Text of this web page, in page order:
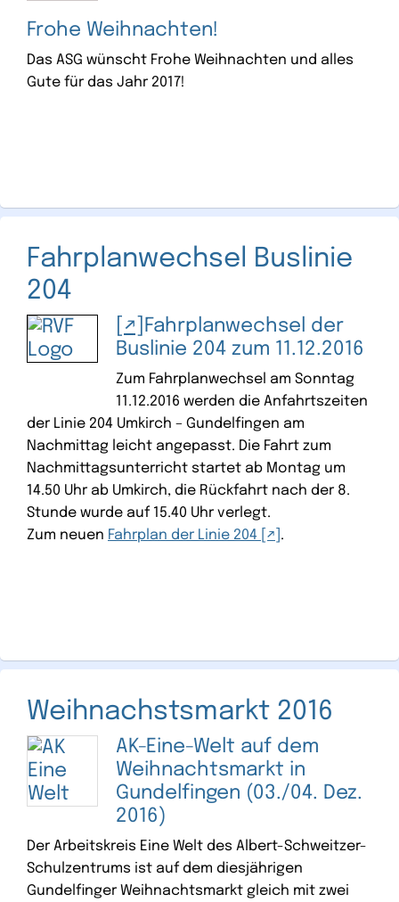
Frohe Weihnachten!
Das ASG wünscht Frohe Weihnachten und alles
Gute für das Jahr 2017!
Fahrplanwechsel Buslinie
204
Fahrplanwechsel der
Buslinie 204 zum 11.12.2016
Zum Fahrplanwechsel am Sonntag
11.12.2016 werden die Anfahrtszeiten
der Linie 204 Umkirch – Gundelfingen am
Nachmittag leicht angepasst. Die Fahrt zum
Nachmittagsunterricht startet ab Montag um
14.50 Uhr ab Umkirch, die Rückfahrt nach der 8.
Stunde wurde auf 15.40 Uhr verlegt.
Zum neuen Fahrplan der Linie 204 .
Weihnachstsmarkt 2016
AK-Eine-Welt auf dem
Weihnachtsmarkt in
Gundelfingen (03./04. Dez.
2016)
Der Arbeitskreis Eine Welt des Albert-Schweitzer-
Schulzentrums ist auf dem diesjährigen
Gundelfinger Weihnachtsmarkt gleich mit zwei